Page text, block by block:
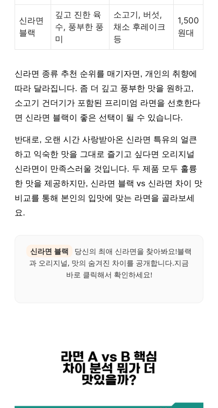
신라면
블랙
깊고 진한 육
수, 풍부한 풍
미
소고기, 버섯,
채소 후레이크
등
1,500
원대
신라면 종류 추천 순위를 매기자면, 개인의 취향에
따라 달라집니다. 좀 더 깊고 풍부한 맛을 원하고,
소고기 건더기가 포함된 프리미엄 라면을 선호한다
면 신라면 블랙이 좋은 선택이 될 수 있습니다.
반대로, 오랜 시간 사랑받아온 신라면 특유의 얼큰
하고 익숙한 맛을 그대로 즐기고 싶다면 오리지널
신라면이 만족스러울 것입니다. 두 제품 모두 훌륭
한 맛을 제공하지만, 신라면 블랙 vs 신라면 차이 맛
비교를 통해 본인의 입맛에 맞는 라면을 골라보세
요.
신라면 블랙
당신의 최애 신라면을 찾아봐요!블랙
과 오리지널, 맛의 숨겨진 차이를 공개합니다.지금
바로 클릭해서 확인하세요!